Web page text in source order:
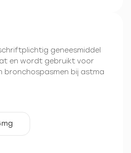
geneesmiddel
en wordt gebruikt voor
bronchospasmen bij astma